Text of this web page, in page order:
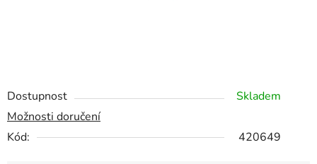
Dostupnost
Skladem
Možnosti doručení
Kód:
420649